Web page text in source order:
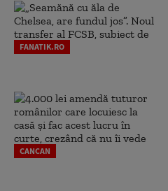
FANATIK.RO
CANCAN